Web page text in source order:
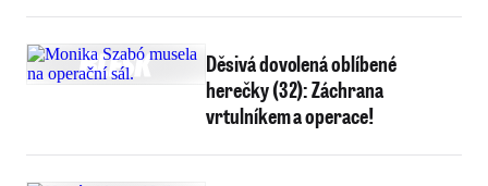
Děsivá dovolená oblíbené
herečky (32): Záchrana
vrtulníkem a operace!